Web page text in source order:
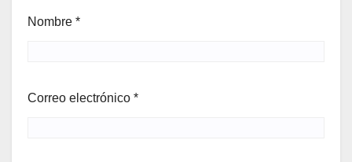
Nombre *
Correo electrónico *